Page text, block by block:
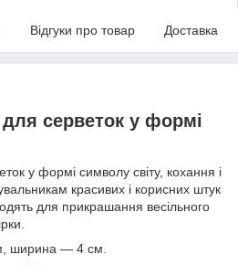
Відгуки про товар Доставка
серветок у формі
у формі символу світу, кохання і
красивих і корисних штук
для прикрашання весільного
ширина — 4 см.